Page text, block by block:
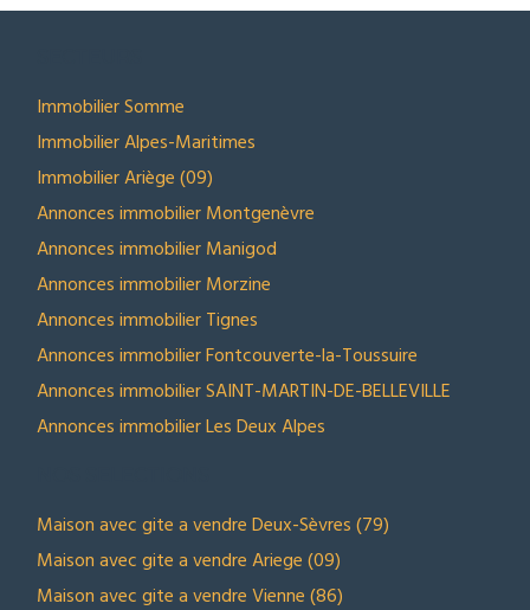
Immobilier Somme
Immobilier Alpes-Maritimes
Immobilier Ariège (09)
Annonces immobilier Montgenèvre
Annonces immobilier Manigod
Annonces immobilier Morzine
Annonces immobilier Tignes
Annonces immobilier Fontcouverte-la-Toussuire
Annonces immobilier SAINT-MARTIN-DE-BELLEVILLE
Annonces immobilier Les Deux Alpes
Maison avec gite a vendre Deux-Sèvres (79)
Maison avec gite a vendre Ariege (09)
Maison avec gite a vendre Vienne (86)